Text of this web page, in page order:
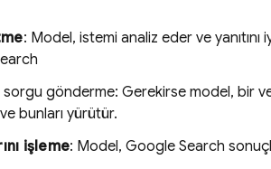
: Model, istemi analiz eder ve
sorgu gönderme: Gerekirse model, bir
bunları yürütür.
işleme: Model, Google Search